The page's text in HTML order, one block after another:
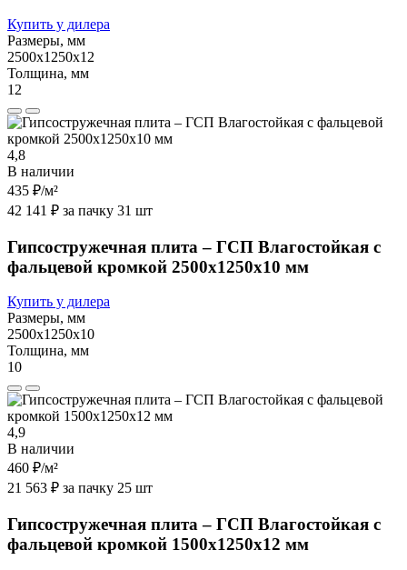
Купить у дилера
Размеры, мм
2500х1250х12
Толщина, мм
12
4,8
В наличии
435 ₽/м²
42 141 ₽ за пачку 31 шт
Гипсостружечная плита – ГСП Влагостойкая с
фальцевой кромкой 2500х1250х10 мм
Купить у дилера
Размеры, мм
2500х1250х10
Толщина, мм
10
4,9
В наличии
460 ₽/м²
21 563 ₽ за пачку 25 шт
Гипсостружечная плита – ГСП Влагостойкая с
фальцевой кромкой 1500х1250х12 мм